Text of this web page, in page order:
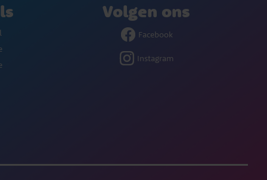
Volgen ons
Facebook
Instagram